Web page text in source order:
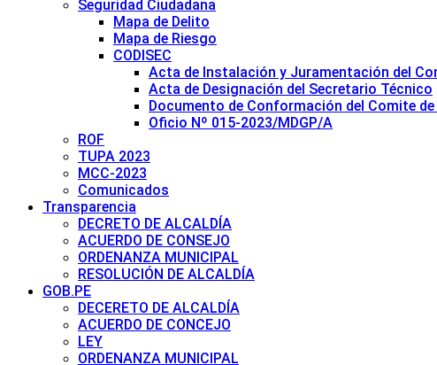
Seguridad Ciudadana
Mapa de Delito
Mapa de Riesgo
CODISEC
Acta de Instalación y Juramentación del
Acta de Designación del Secretario Técnico
Documento de Conformación del Comite
Oficio Nº 015-2023/MDGP/A
ROF
TUPA 2023
MCC-2023
Comunicados
Transparencia
DECRETO DE ALCALDÍA
ACUERDO DE CONSEJO
ORDENANZA MUNICIPAL
RESOLUCIÓN DE ALCALDÍA
GOB.PE
DECERETO DE ALCALDÍA
ACUERDO DE CONCEJO
LEY
ORDENANZA MUNICIPAL